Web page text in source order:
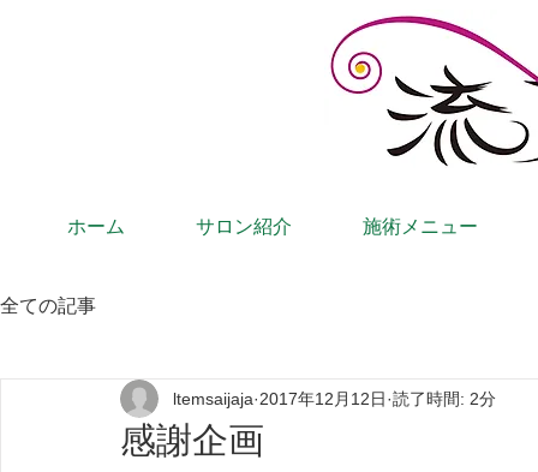
ホーム サロン紹介 施術メニュー
全ての記事
感謝企画
ltemsaijaja 2017年12月12日 読了時間: 2分